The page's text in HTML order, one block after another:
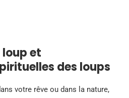
et
des loups
votre rêve ou dans la nature,